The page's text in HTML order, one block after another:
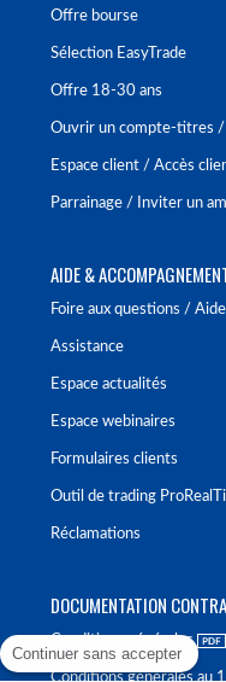
Offre bourse
Sélection EasyTrade
Offre 18-30 ans
Ouvrir un compte-titres /
Espace client / Accès
Parrainage / Inviter un
AIDE &
Foire aux questions / Aide
Assistance
Espace actualités
Espace webinaires
Formulaires clients
Outil de trading
Réclamations
DOCUMENTATION
Conditions générales
Conditions générales au
Continuer sans accepter